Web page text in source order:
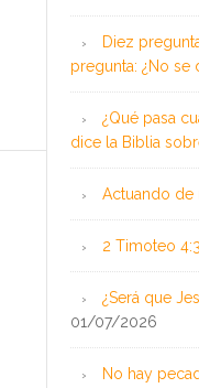
Diez
pregunta: ¿No se
¿Qué pasa
dice la Biblia
Actuando de
2 Timoteo 4:3
¿Será que
01/07/2026
No hay